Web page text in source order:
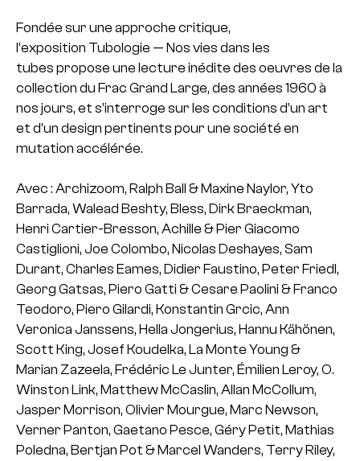
Fondée sur une approche critique,
l’exposition Tubologie — Nos vies dans les
tubes propose une lecture inédite des oeuvres de la
collection du Frac Grand Large, des années 1960 à
nos jours, et s’interroge sur les conditions d’un art
et d’un design pertinents pour une société en
mutation accélérée.
Avec : Archizoom, Ralph Ball & Maxine Naylor, Yto
Barrada, Walead Beshty, Bless, Dirk Braeckman,
Henri Cartier-Bresson, Achille & Pier Giacomo
Castiglioni, Joe Colombo, Nicolas Deshayes, Sam
Durant, Charles Eames, Didier Faustino, Peter Friedl,
Georg Gatsas, Piero Gatti & Cesare Paolini & Franco
Teodoro, Piero Gilardi, Konstantin Grcic, Ann
Veronica Janssens, Hella Jongerius, Hannu Kähönen,
Scott King, Josef Koudelka, La Monte Young &
Marian Zazeela, Frédéric Le Junter, Émilien Leroy, O.
Winston Link, Matthew McCaslin, Allan McCollum,
Jasper Morrison, Olivier Mourgue, Marc Newson,
Verner Panton, Gaetano Pesce, Géry Petit, Mathias
Poledna, Bertjan Pot & Marcel Wanders, Terry Riley,